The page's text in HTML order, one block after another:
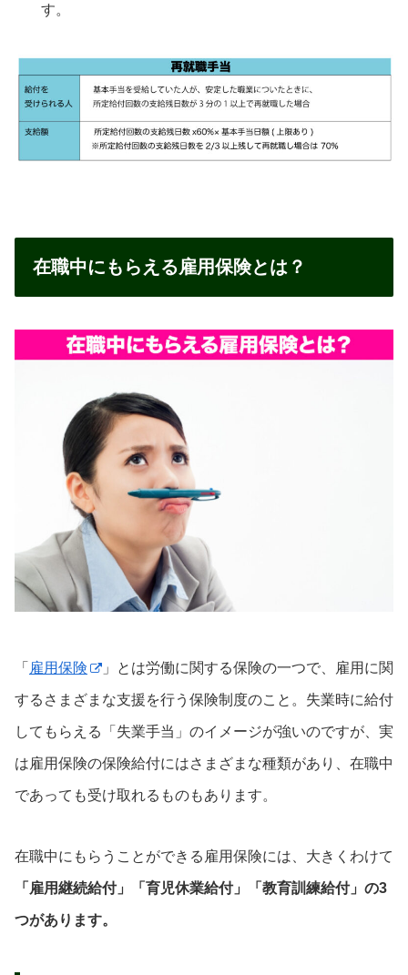
す。
在職中にもらえる雇用保険とは？
「 雇用保険 」とは労働に関する保険の一つで、雇用に関
するさまざまな支援を行う保険制度のこと。失業時に給付
してもらえる「失業手当」のイメージが強いのですが、実
は雇用保険の保険給付にはさまざまな種類があり、在職中
であっても受け取れるものもあります。
在職中にもらうことができる雇用保険には、大きくわけて
「雇用継続給付」「育児休業給付」「教育訓練給付」の3
つがあります。